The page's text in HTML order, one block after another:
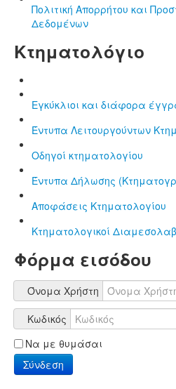
Πολιτική Απορρήτου και
Δεδομένων
Κτηματολόγιο
Εγκύκλιοι και διάφορα
Έντυπα Λειτουργούντων
Οδηγοί κτηματολογίου
Έντυπα Δήλωσης
Αποφάσεις Κτηματολογίου
Κτηματολογικοί
Φόρμα εισόδου
Όνομα Χρήστη
Κωδικός
Να με θυμάσαι
Σύνδεση